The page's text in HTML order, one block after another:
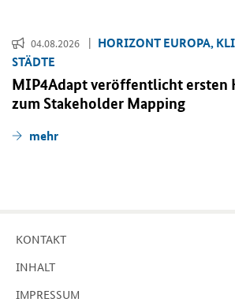
04.08.2026
HO­RI­ZONT EU­RO­PA,
STÄD­TE
MIP4Adapt ver­öf­fent­licht ers­ten
zum Stakeholder Mapping
mehr
KON­TAKT
IN­HALT
IM­PRES­SUM